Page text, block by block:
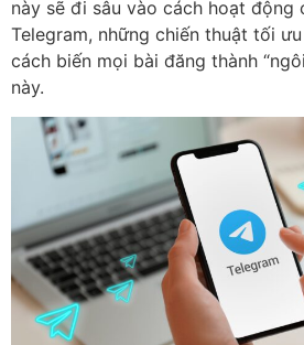
này sẽ đi sâu vào cách hoạt động
Telegram, những chiến thuật tối
cách biến mọi bài đăng thành
này.